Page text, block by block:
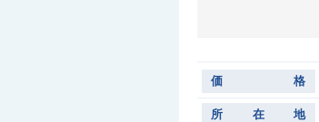
価 格
所 在 地